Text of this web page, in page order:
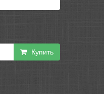
Купить